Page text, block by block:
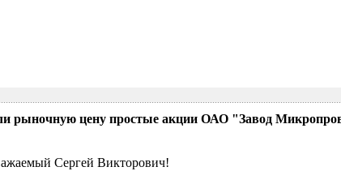
рыночную цену простые акции ОАО "Завод
Сергей Викторович!